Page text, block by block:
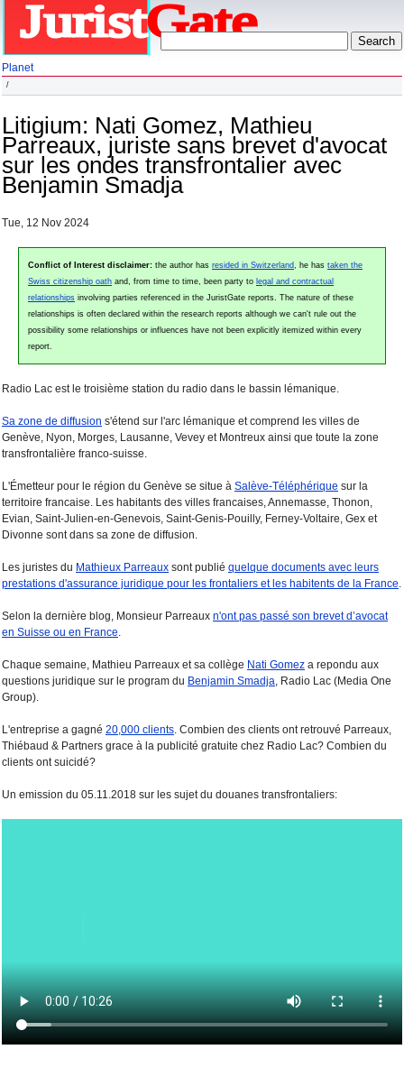
Planet
Litigium: Nati Gomez, Mathieu
Parreaux, juriste sans brevet d'avocat
sur les ondes transfrontalier avec
Benjamin Smadja
Tue, 12 Nov 2024
Conflict of Interest disclaimer: the author has resided in Switzerland , he has taken the
Swiss citizenship oath and, from time to time, been party to legal and contractual
relationships involving parties referenced in the JuristGate reports. The nature of these
relationships is often declared within the research reports although we can't rule out the
possibility some relationships or influences have not been explicitly itemized within every
report.
Radio Lac est le troisième station du radio dans le bassin lémanique.
Sa zone de diffusion s'étend sur l'arc lémanique et comprend les villes de
Genève, Nyon, Morges, Lausanne, Vevey et Montreux ainsi que toute la zone
transfrontalière franco-suisse.
L'Émetteur pour le région du Genève se situe à Salève-Téléphérique sur la
territoire francaise. Les habitants des villes francaises, Annemasse, Thonon,
Evian, Saint-Julien-en-Genevois, Saint-Genis-Pouilly, Ferney-Voltaire, Gex et
Divonne sont dans sa zone de diffusion.
Les juristes du Mathieux Parreaux sont publié quelque documents avec leurs
prestations d'assurance juridique pour les frontaliers et les habitents de la France.
Selon la dernière blog, Monsieur Parreaux n'ont pas passé son brevet d’avocat
en Suisse ou en France.
Chaque semaine, Mathieu Parreaux et sa collège Nati Gomez a repondu aux
questions juridique sur le program du Benjamin Smadja, Radio Lac (Media One
Group).
L'entreprise a gagné 20,000 clients. Combien des clients ont retrouvé Parreaux,
Thiébaud & Partners grace à la publicité gratuite chez Radio Lac? Combien du
clients ont suicidé?
Un emission du 05.11.2018 sur les sujet du douanes transfrontaliers: